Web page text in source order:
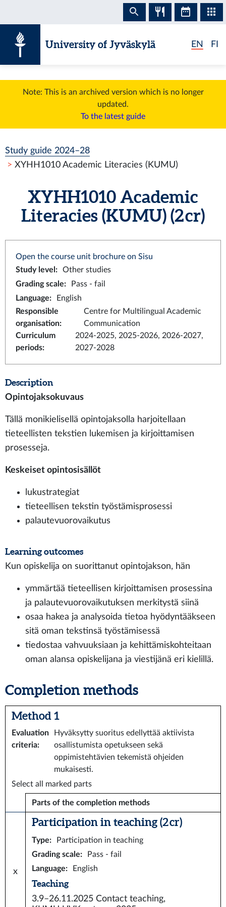
University of Jyväskylä EN FI
Note: This is an archived version which is no longer
updated.
To the latest guide
Study guide 2024–28
XYHH1010 Academic Literacies (KUMU)
XYHH1010 Academic
Literacies (KUMU) (2 cr)
Open the course unit brochure on Sisu
Study level :
Other studies
Grading scale:
Pass - fail
Language:
English
Responsible
organisation:
Centre for Multilingual Academic
Communication
Curriculum
periods:
2024-2025, 2025-2026, 2026-2027,
2027-2028
Description
Opintojaksokuvaus
Tällä monikielisellä opintojaksolla harjoitellaan
tieteellisten tekstien lukemisen ja kirjoittamisen
prosesseja.
Keskeiset opintosisällöt
lukustrategiat
tieteellisen tekstin työstämisprosessi
palautevuorovaikutus
Learning outcomes
Kun opiskelija on suorittanut opintojakson, hän
ymmärtää tieteellisen kirjoittamisen prosessina
ja palautevuorovaikutuksen merkitystä siinä
osaa hakea ja analysoida tietoa hyödyntääkseen
sitä oman tekstinsä työstämisessä
tiedostaa vahvuuksiaan ja kehittämiskohteitaan
oman alansa opiskelijana ja viestijänä eri kielillä.
Completion methods
Method 1
Evaluation
criteria:
Hyväksytty suoritus edellyttää aktiivista
osallistumista opetukseen sekä
oppimistehtävien tekemistä ohjeiden
mukaisesti.
Select all marked parts
Parts of the completion methods
x
Participation in teaching (2 cr)
Type:
Participation in teaching
Grading scale:
Pass - fail
Language: English
Teaching
3.9–26.11.2025 Contact teaching,